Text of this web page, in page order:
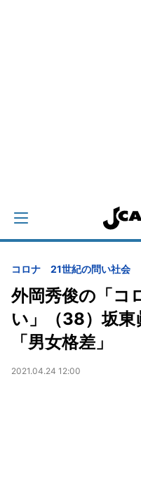
コロナ 21世紀の問い社会
外岡秀俊の「
い」（38）坂東
「男女格差」
2021.04.24 12:00